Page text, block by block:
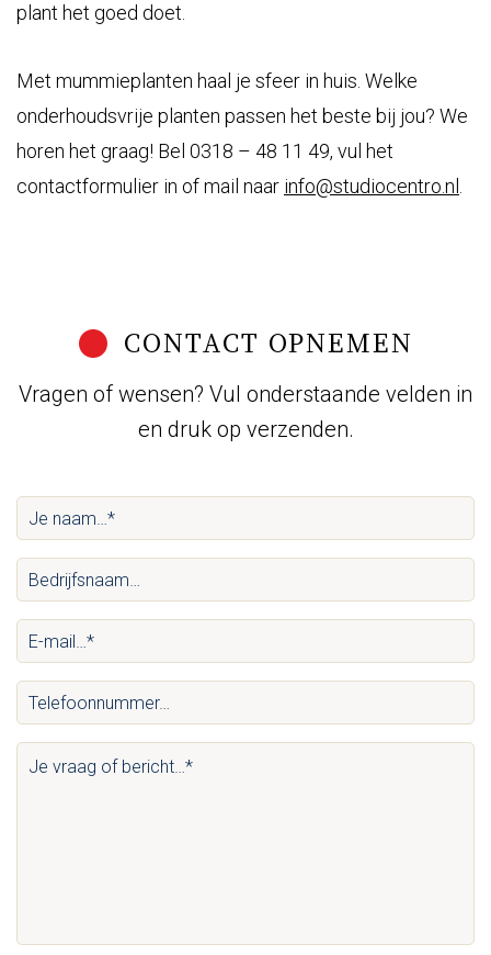
plant het goed doet.
Met mummieplanten haal je sfeer in huis. Welke
onderhoudsvrije planten passen het beste bij jou? We
horen het graag! Bel 0318 – 48 11 49, vul het
contactformulier in of mail naar info@studiocentro.nl
CONTACT OPNEMEN
Vragen of wensen? Vul onderstaande velden in
en druk op verzenden.
naam…
(Vereist)
Bedrijfsnaam…
E-
mail…
(Vereist)
Telefoonnummer…